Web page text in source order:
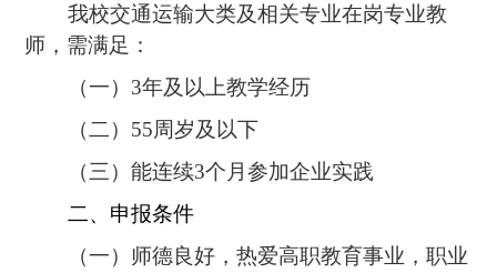
我校交通运输大类及相关专业在岗专业教
师，需满足：
（一）3年及以上教学经历
（二）55周岁及以下
（三）能连续3个月参加企业实践
二、申报条件
（一）师德良好，热爱高职教育事业，职业